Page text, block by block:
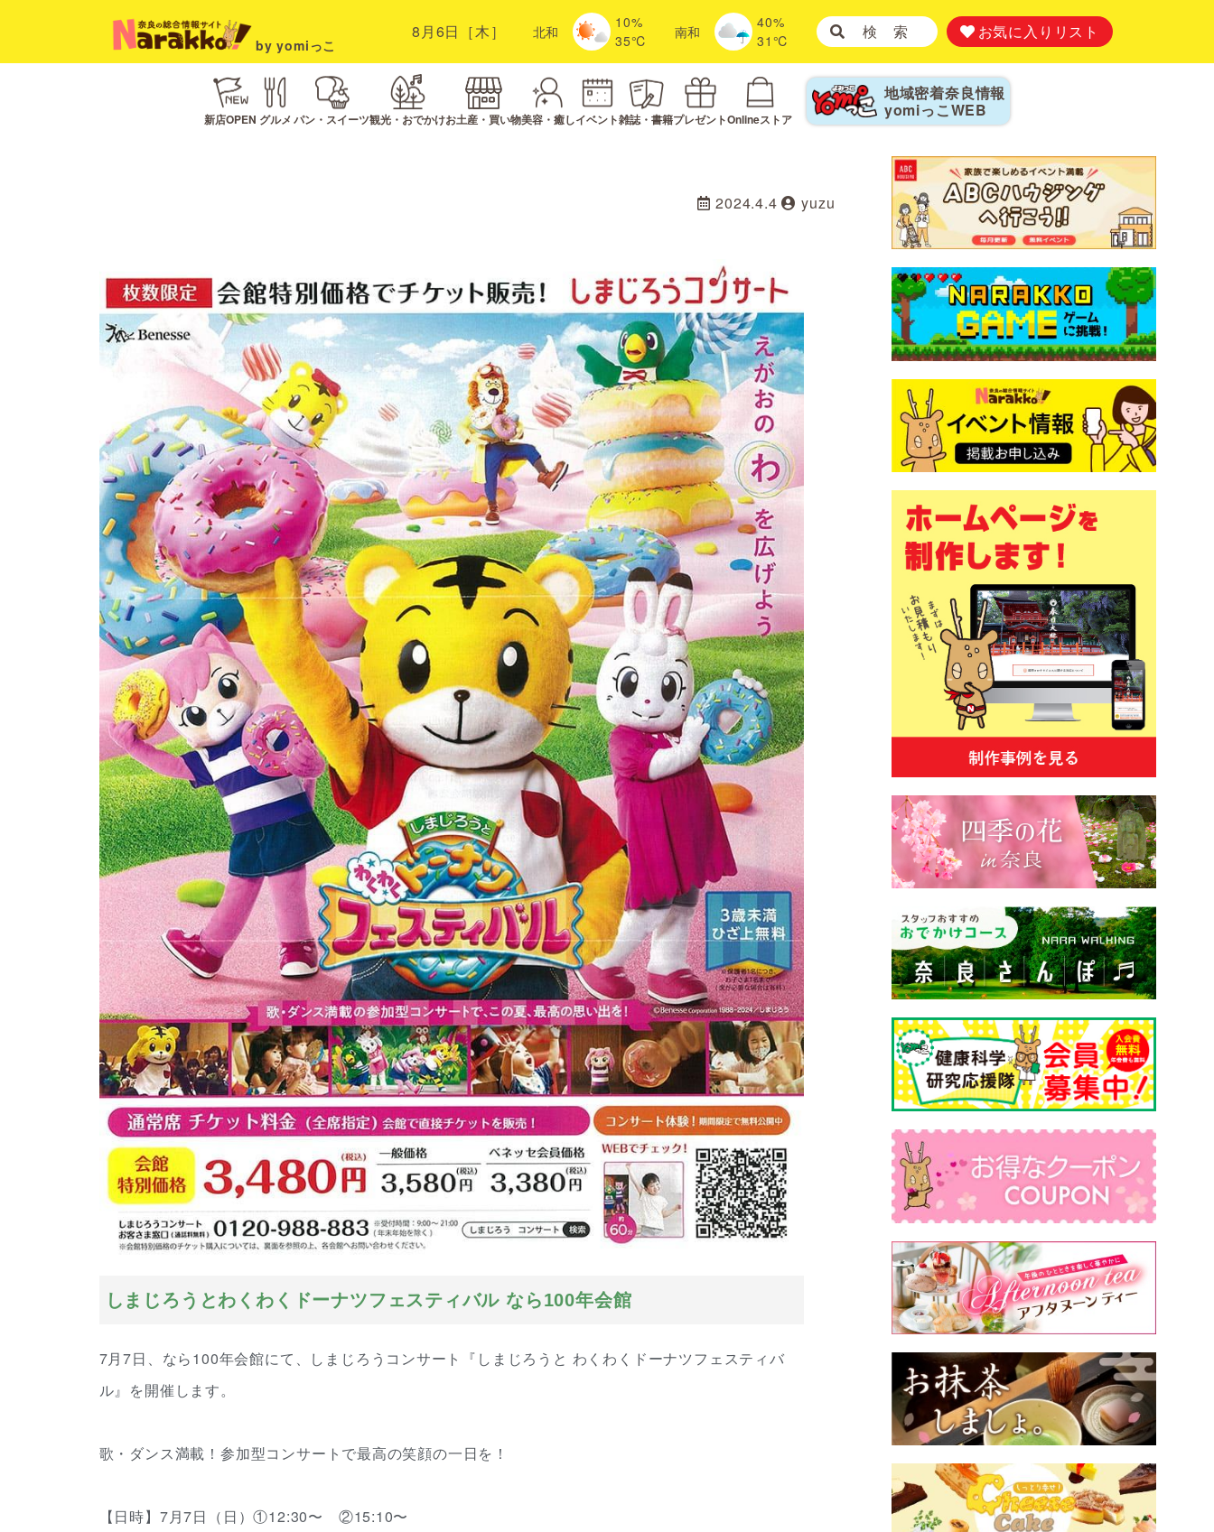
by yomiっこ
8月6日［木］ 北和
10%
35℃
南和
40%
31℃
検 索 お気に入りリスト
新店OPEN グルメ パン・スイーツ観光・おでかけお土産・買い物美容・癒しイベント雑誌・書籍プレゼントOnlineストア
地域密着奈良情報
yomiっこ WEB
2024.4.4 yuzu
しまじろうとわくわくドーナツフェスティバル なら100年会館
7月7日、なら100年会館にて、しまじろうコンサート『しまじろうと わくわくドーナツフェスティバ
ル』を開催します。
歌・ダンス満載！参加型コンサートで最高の笑顔の一日を！
【日時】7月7日（日）①12:30〜 ②15:10〜